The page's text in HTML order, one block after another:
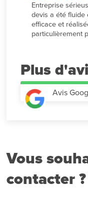
Entreprise
devis a été fluide
efficace et
particulièrement
Plus
Avis
Vous
contacter ?